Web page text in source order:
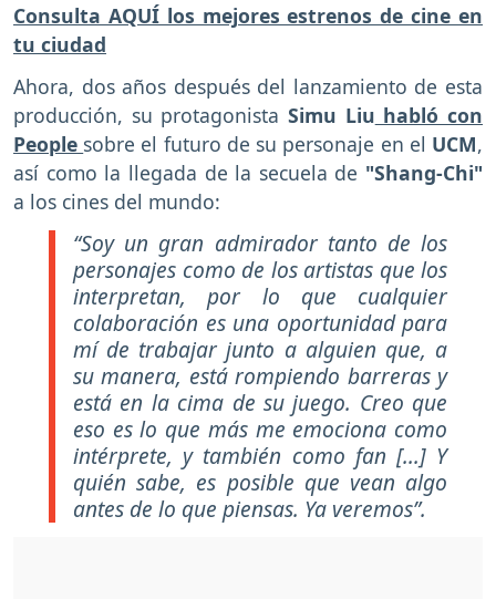
Consulta AQUÍ los mejores estrenos de cine en
tu ciudad
Ahora, dos años después del lanzamiento de esta
producción, su protagonista Simu Liu habló con
People sobre el futuro de su personaje en el UCM,
así como la llegada de la secuela de "Shang-Chi"
a los cines del mundo:
“Soy un gran admirador tanto de los
personajes como de los artistas que los
interpretan, por lo que cualquier
colaboración es una oportunidad para
mí de trabajar junto a alguien que, a
su manera, está rompiendo barreras y
está en la cima de su juego. Creo que
eso es lo que más me emociona como
intérprete, y también como fan [...] Y
quién sabe, es posible que vean algo
antes de lo que piensas. Ya veremos”.